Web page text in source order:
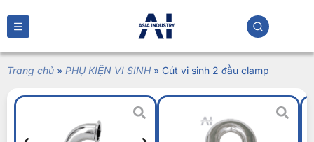
Trang chủ » PHỤ KIỆN VI SINH » Cút vi sinh 2 đầu clamp
Cút vi sinh 2 đầu